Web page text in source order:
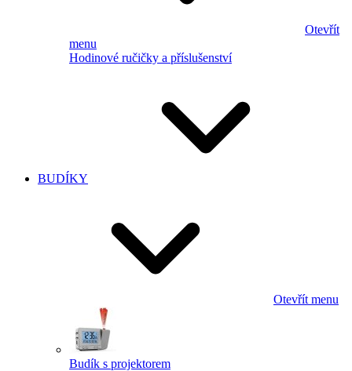
Otevřít
menu
Hodinové ručičky a příslušenství
BUDÍKY
Otevřít menu
Budík s projektorem